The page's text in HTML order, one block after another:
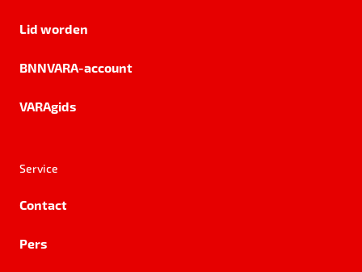
Lid worden
BNNVARA-account
VARAgids
Service
Contact
Pers